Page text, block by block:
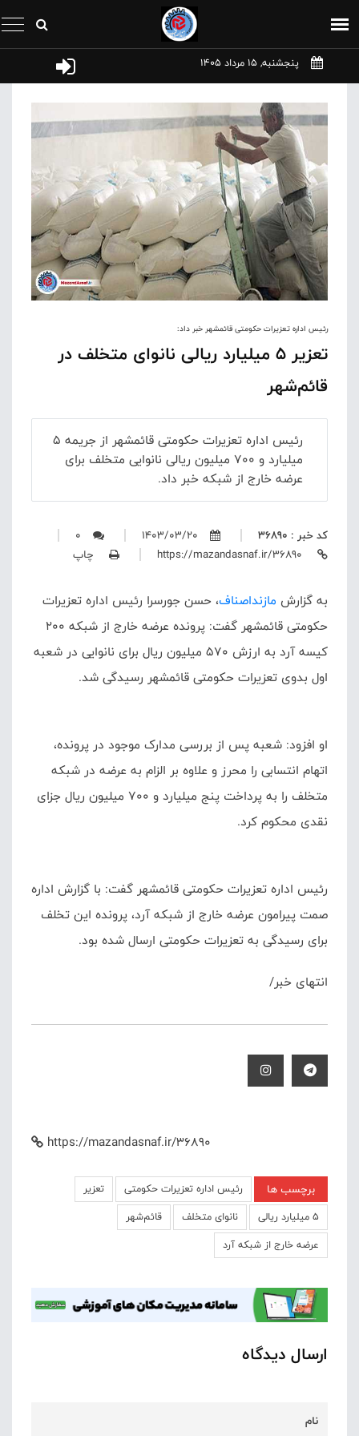
پنجشنبه, 15 مرداد 1405
رئیس اداره تعزیرات حکومتی قائمشهر خبر داد:
تعزیر 5 میلیارد ریالی نانوای متخلف در
قائم‌شهر
رئیس اداره تعزیرات حکومتی قائمشهر از جریمه ۵
میلیارد و ۷۰۰ میلیون ریالی نانوایی متخلف برای
عرضه خارج از شبکه خبر داد.
کد خبر : 36890 1403/03/20
0
چاپ
به گزارش مازنداصناف، حسن جورسرا رئیس اداره تعزیرات
حکومتی قائمشهر گفت: پرونده عرضه خارج از شبکه ۲۰۰
کیسه آرد به ارزش ۵۷۰ میلیون ریال برای نانوایی در شعبه
اول بدوی تعزیرات حکومتی قائمشهر رسیدگی شد.
او افزود: شعبه پس از بررسی مدارک موجود در پرونده،
اتهام انتسابی را محرز و علاوه بر الزام به عرضه در شبکه
متخلف را به پرداخت پنج میلیارد و ۷۰۰ میلیون ریال جزای
نقدی محکوم کرد.
رئیس اداره تعزیرات حکومتی قائمشهر گفت: با گزارش اداره
صمت پیرامون عرضه خارج از شبکه آرد، پرونده این تخلف
برای رسیدگی به تعزیرات حکومتی ارسال شده بود.
انتهای خبر/
https://mazandasnaf.ir/36890
برچسب ها رئیس اداره تعزیرات حکومتی
تعزیر
5 میلیارد ریالی
نانوای متخلف
قائم‌شهر
عرضه خارج از شبکه آرد
ارسال دیدگاه